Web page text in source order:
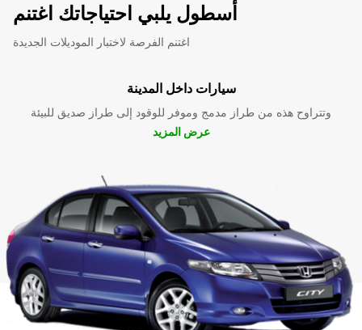
أسطول يلبي احتياجاتك اغتنم
اغتنم الفرصة لاختبار الموديلات الجديدة
سيارات داخل المدينة
وتتراوح هذه من طراز مدمج وموفر للوقود إلى طراز صديق للبيئة
عرض المزيد